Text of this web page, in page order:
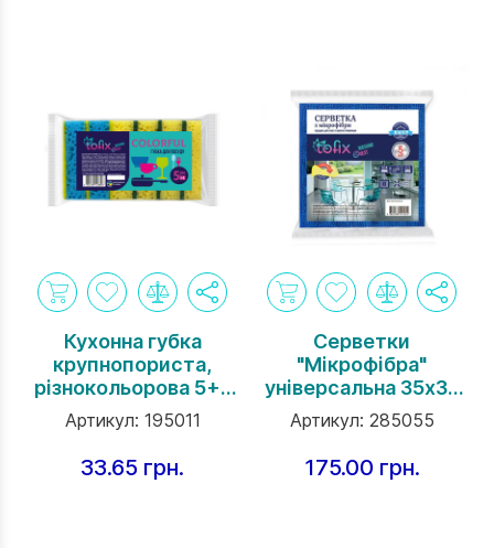
Кухонна губка
крупнопориста,
різнокольорова 5+1
шт
Артикул: 195011
33.65 грн.
Серветки
"Мікрофібра"
універсальна 35х35
см, 5шт
Артикул: 285055
175.00 грн.